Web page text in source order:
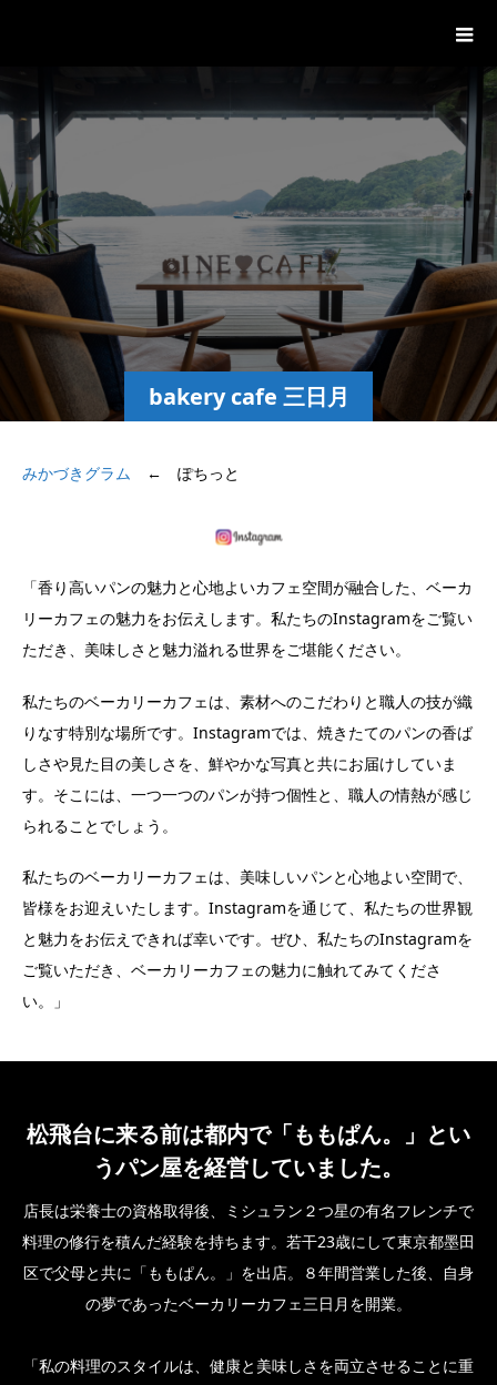
bakery cafe 三日月
みかづきグラム ← ぽちっと
「香り高いパンの魅力と心地よいカフェ空間が融合した、ベーカ
リーカフェの魅力をお伝えします。私たちのInstagramをご覧い
ただき、美味しさと魅力溢れる世界をご堪能ください。
私たちのベーカリーカフェは、素材へのこだわりと職人の技が織
りなす特別な場所です。Instagramでは、焼きたてのパンの香ば
しさや見た目の美しさを、鮮やかな写真と共にお届けしていま
す。そこには、一つ一つのパンが持つ個性と、職人の情熱が感じ
られることでしょう。
私たちのベーカリーカフェは、美味しいパンと心地よい空間で、
皆様をお迎えいたします。Instagramを通じて、私たちの世界観
と魅力をお伝えできれば幸いです。ぜひ、私たちのInstagramを
ご覧いただき、ベーカリーカフェの魅力に触れてみてくださ
い。」
松飛台に来る前は都内で「ももぱん。」とい
うパン屋を経営していました。
店長は栄養士の資格取得後、ミシュラン２つ星の有名フレンチで
料理の修行を積んだ経験を持ちます。若干23歳にして東京都墨田
区で父母と共に「ももぱん。」を出店。８年間営業した後、自身
の夢であったベーカリーカフェ三日月を開業。
「私の料理のスタイルは、健康と美味しさを両立させることに重